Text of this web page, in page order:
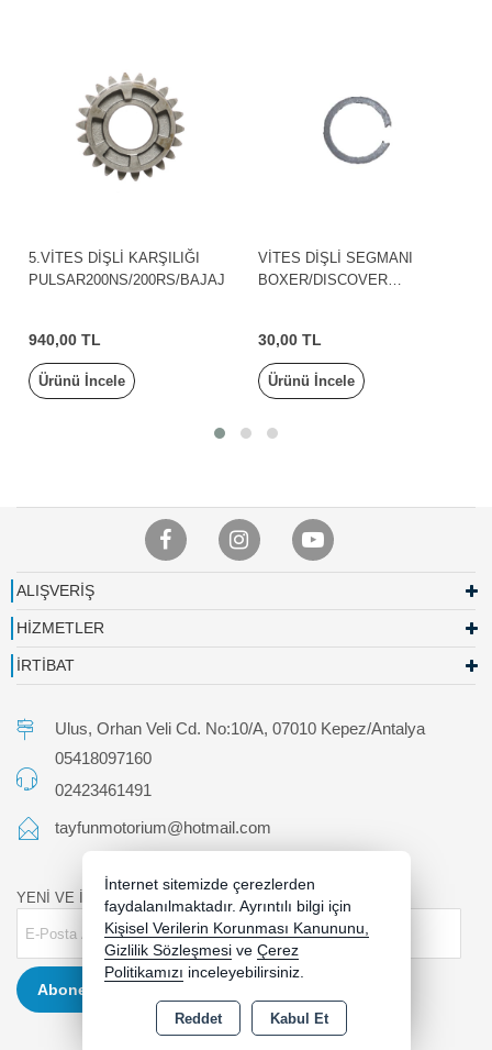
5.VİTES DİŞLİ KARŞILIĞI
PULSAR200NS/200RS/BAJAJ
940,00 TL
Ürünü İncele
VİTES DİŞLİ SEGMANI
BOXER/DISCOVER
30,00 TL
Ürünü İncele
ALIŞVERİŞ
HİZMETLER
İRTİBAT
Ulus, Orhan Veli Cd. No:10/A, 07010 Kepez/Antalya
05418097160
02423461491
tayfunmotorium@hotmail.com
YENİ VE İNDİRİMLİ ÜRÜNLERDEN HABERDAR OLUN !
Abone Ol
İnternet sitemizde çerezlerden
faydalanılmaktadır. Ayrıntılı bilgi için
Kişisel Verilerin Korunması Kanununu,
Gizlilik Sözleşmesi ve Çerez
Politikamızı inceleyebilirsiniz.
Reddet Kabul Et